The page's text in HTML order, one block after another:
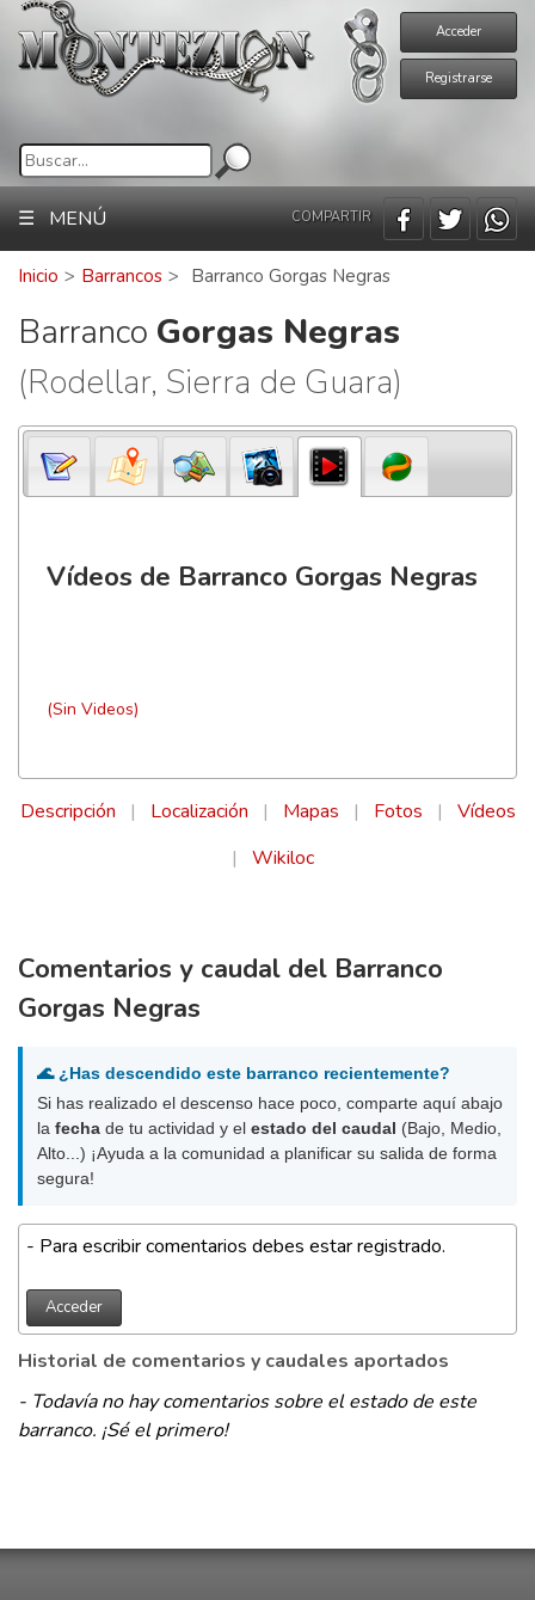
Acceder
Registrarse
☰ MENÚ COMPARTIR
Inicio > Barrancos > Barranco Gorgas Negras
Barranco Gorgas Negras
(Rodellar, Sierra de Guara)
Vídeos de Barranco Gorgas Negras
(Sin Videos)
Descripción | Localización | Mapas | Fotos |
Vídeos
|
Wikiloc
Comentarios y caudal del Barranco
Gorgas Negras
🌊 ¿Has descendido este barranco recientemente?
Si has realizado el descenso hace poco, comparte aquí abajo
la fecha de tu actividad y el estado del caudal (Bajo, Medio,
Alto...) ¡Ayuda a la comunidad a planificar su salida de forma
segura!
- Para escribir comentarios debes estar registrado.
Acceder
Historial de comentarios y caudales aportados
- Todavía no hay comentarios sobre el estado de este
barranco. ¡Sé el primero!